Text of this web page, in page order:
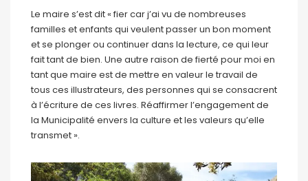
Le maire s’est dit « fier car j’ai vu de nombreuses
familles et enfants qui veulent passer un bon moment
et se plonger ou continuer dans la lecture, ce qui leur
fait tant de bien. Une autre raison de fierté pour moi en
tant que maire est de mettre en valeur le travail de
tous ces illustrateurs, des personnes qui se consacrent
à l’écriture de ces livres. Réaffirmer l’engagement de
la Municipalité envers la culture et les valeurs qu’elle
transmet ».